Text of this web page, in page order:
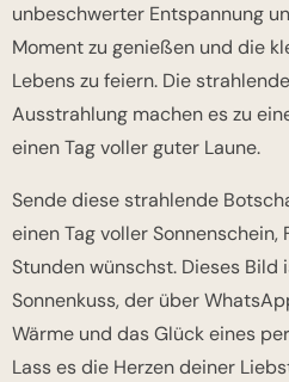
unbeschwerter Entspannung
Moment zu genießen und die
Lebens zu feiern. Die
Ausstrahlung machen es zu
einen Tag voller guter Laune.
Sende diese strahlende
einen Tag voller
Stunden wünschst. Dieses
Sonnenkuss, der über
Wärme und das Glück eines
Lass es die Herzen deiner